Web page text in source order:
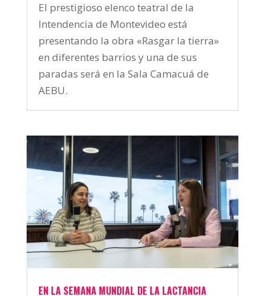
El prestigioso elenco teatral de la
Intendencia de Montevideo está
presentando la obra «Rasgar la tierra»
en diferentes barrios y una de sus
paradas será en la Sala Camacuá de
AEBU.
EN LA SEMANA MUNDIAL DE LA LACTANCIA